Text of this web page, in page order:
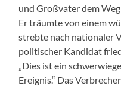
und Großvater dem
Er träumte von einem
strebte nach nationaler
politischer Kandidat
„Dies ist ein
Ereignis.“ Das